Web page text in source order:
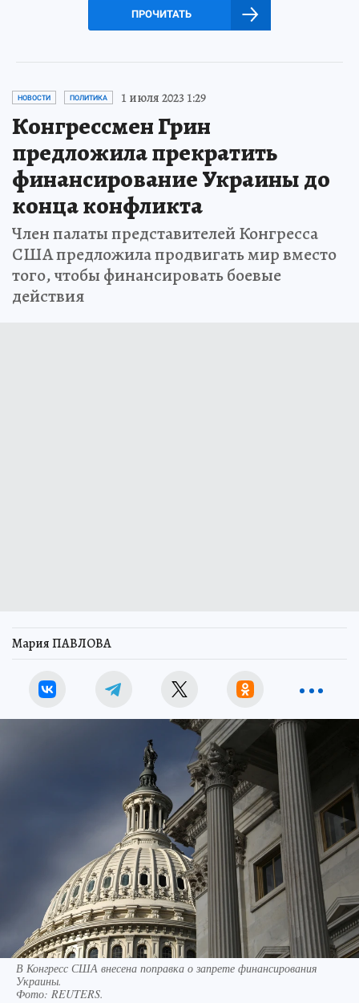
ПРОЧИТАТЬ
НОВОСТИ ПОЛИТИКА 1 июля 2023 1:29
Конгрессмен Грин
предложила прекратить
финансирование Украины до
конца конфликта
Член палаты представителей Конгресса
США предложила продвигать мир вместо
того, чтобы финансировать боевые
действия
Мария ПАВЛОВА
В Конгресс США внесена поправка о запрете финансирования
Украины.
Фото: REUTERS.